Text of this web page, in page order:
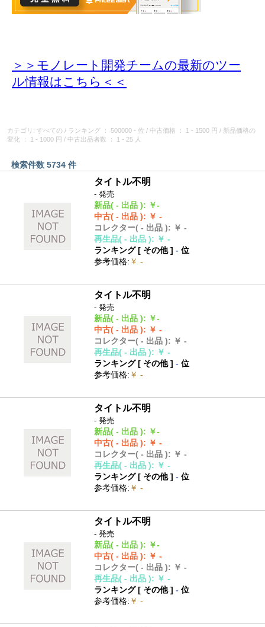
＞＞モノレート開発チームの最新のツー
ル情報はこちら＜＜
カテゴリ: すべての / ランキング ： 500000 - 位 / 中古価格 ： 1 - 1500 円 / 新品価格の
変化
： 1 - 1000 円 / 中古出品者数 ： 1 - 25 人
検索件数 5734 件
タイトル不明
- 発売
新品( - 出品 ): ￥-
中古( - 出品 ): ￥ -
コレクター( - 出品 ): ￥ -
再生品( - 出品 ): ￥ -
ランキング [ その他]- 位
参考価格: ￥ -
タイトル不明
- 発売
新品( - 出品 ): ￥-
中古( - 出品 ): ￥ -
コレクター( - 出品 ): ￥ -
再生品( - 出品 ): ￥ -
ランキング [ その他]- 位
参考価格: ￥ -
タイトル不明
- 発売
新品( - 出品 ): ￥-
中古( - 出品 ): ￥ -
コレクター( - 出品 ): ￥ -
再生品( - 出品 ): ￥ -
ランキング [ その他]- 位
参考価格: ￥ -
タイトル不明
- 発売
新品( - 出品 ): ￥-
中古( - 出品 ): ￥ -
コレクター( - 出品 ): ￥ -
再生品( - 出品 ): ￥ -
ランキング [ その他]- 位
参考価格: ￥ -